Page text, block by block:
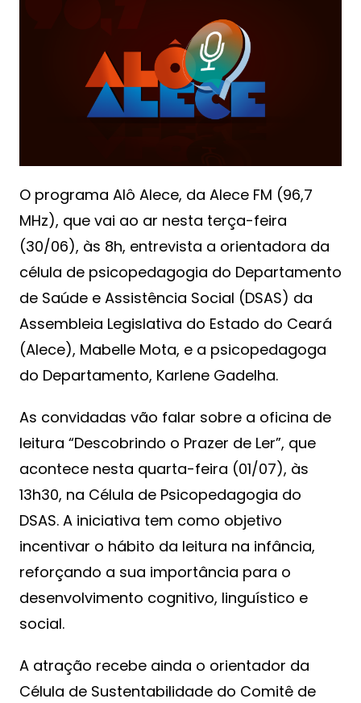
O programa Alô Alece, da Alece FM (96,7
MHz), que vai ao ar nesta terça-feira
(30/06), às 8h, entrevista a orientadora da
célula de psicopedagogia do Departamento
de Saúde e Assistência Social (DSAS) da
Assembleia Legislativa do Estado do Ceará
(Alece), Mabelle Mota, e a psicopedagoga
do Departamento, Karlene Gadelha.
As convidadas vão falar sobre a oficina de
leitura “Descobrindo o Prazer de Ler”, que
acontece nesta quarta-feira (01/07), às
13h30, na Célula de Psicopedagogia do
DSAS. A iniciativa tem como objetivo
incentivar o hábito da leitura na infância,
reforçando a sua importância para o
desenvolvimento cognitivo, linguístico e
social.
A atração recebe ainda o orientador da
Célula de Sustentabilidade do Comitê de